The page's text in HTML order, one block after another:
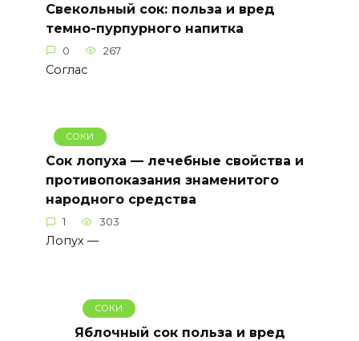
Свекольный сок: польза и вред
темно-пурпурного напитка
0 267
Соглас
СОКИ
Сок лопуха — лечебные свойства и
противопоказания знаменитого
народного средства
1 303
Лопух —
СОКИ
Яблочный сок польза и вред